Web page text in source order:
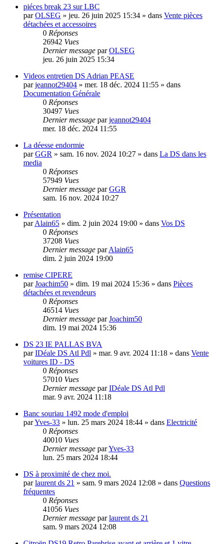
piéces break 23 sur LBC
parOLSEG » jeu. 26 juin 2025 15:34 » dans Vente pièces
détachées et accessoires
0 Réponses
26942 Vues
Dernier message parOLSEG
jeu. 26 juin 2025 15:34
Videos entretien DS Adrian PEASE
parjeannot29404 » mer. 18 déc. 2024 11:55 » dans
Documentation Générale
0 Réponses
30497 Vues
Dernier message parjeannot29404
mer. 18 déc. 2024 11:55
La déesse endormie
parGGR » sam. 16 nov. 2024 10:27 » dans La DS dans les
media
0 Réponses
57949 Vues
Dernier message parGGR
sam. 16 nov. 2024 10:27
Présentation
parAlain65 » dim. 2 juin 2024 19:00 » dans Vos DS
0 Réponses
37208 Vues
Dernier message parAlain65
dim. 2 juin 2024 19:00
remise CIPERE
parJoachim50 » dim. 19 mai 2024 15:36 » dans Pièces
détachées et revendeurs
0 Réponses
46514 Vues
Dernier message parJoachim50
dim. 19 mai 2024 15:36
DS 23 IE PALLAS BVA
parIDéale DS Atl Pdl » mar. 9 avr. 2024 11:18 » dans Vente
voitures ID - DS
0 Réponses
57010 Vues
Dernier message parIDéale DS Atl Pdl
mar. 9 avr. 2024 11:18
Banc souriau 1492 mode d'emploi
parYves-33 » lun. 25 mars 2024 18:44 » dans Electricité
0 Réponses
40010 Vues
Dernier message parYves-33
lun. 25 mars 2024 18:44
DS à proximité de chez moi.
parlaurent ds 21 » sam. 9 mars 2024 12:08 » dans Questions
fréquentes
0 Réponses
41056 Vues
Dernier message parlaurent ds 21
sam. 9 mars 2024 12:08